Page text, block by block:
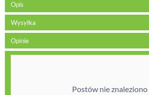
Opis
Wysyłka
Opinie
Postów nie znaleziono